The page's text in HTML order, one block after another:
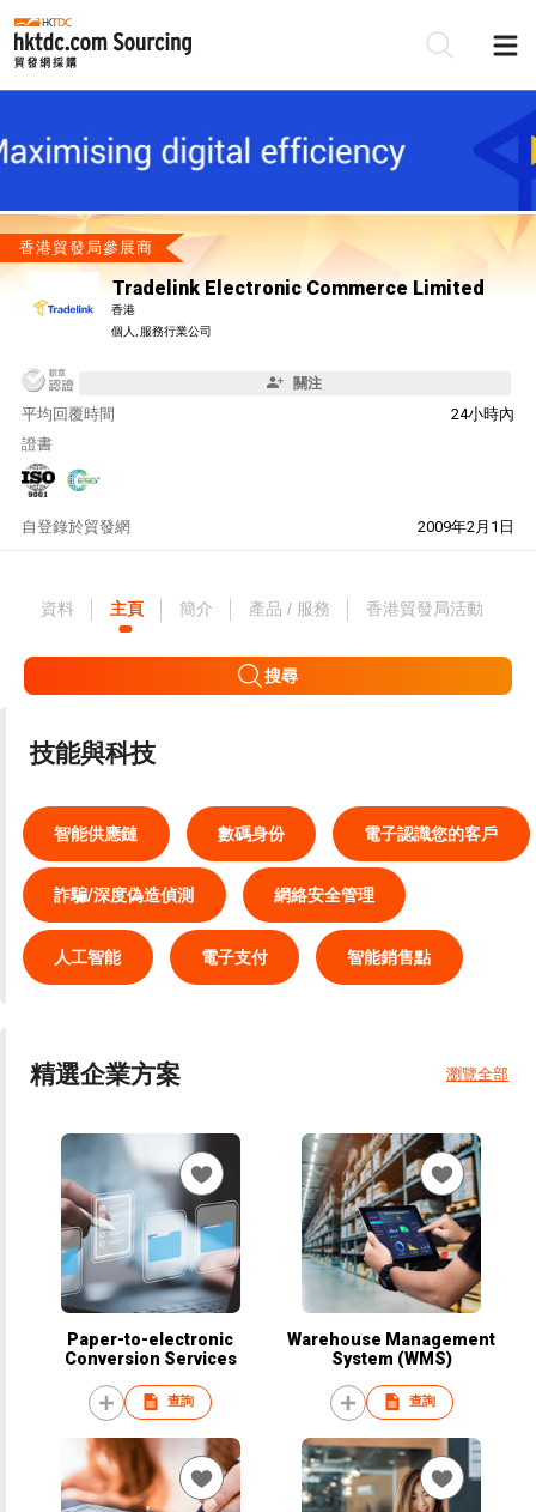
香港貿發局參展商
Tradelink Electronic Commerce Limited
香港
個人, 服務行業公司
關注
平均回覆時間
24小時內
證書
自 2009年2月1日
登錄於貿發網
資料 主頁 簡介 產品 / 服務 香港貿發局活動
搜尋
技能與科技
智能供應鏈 數碼身份 電子認識您的客戶
詐騙/深度偽造偵測 網絡安全管理
人工智能 電子支付 智能銷售點
精選企業方案 瀏覽全部
Paper-to-electronic
Conversion Services
查詢
Warehouse Management
System (WMS)
查詢